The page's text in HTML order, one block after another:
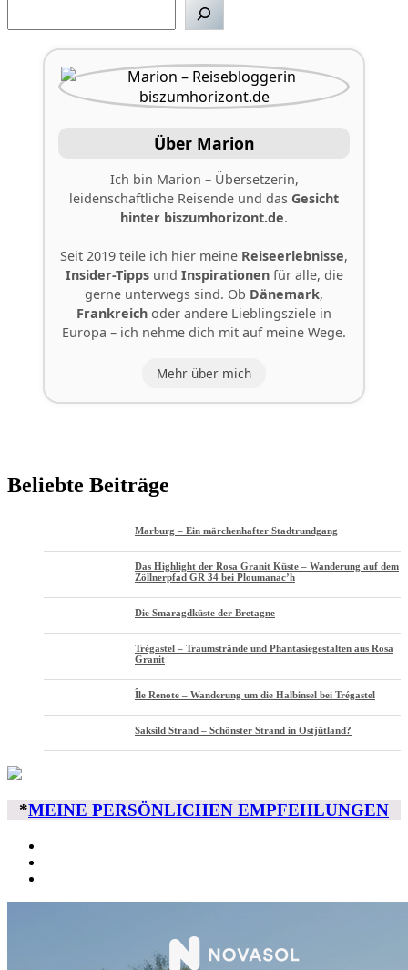
Über Marion
Ich bin Marion – Übersetzerin,
leidenschaftliche Reisende und das Gesicht
hinter biszumhorizont.de.
Seit 2019 teile ich hier meine Reiseerlebnisse,
Insider-Tippsund Inspirationenfür alle, die
gerne unterwegs sind. Ob Dänemark,
Frankreich oder andere Lieblingsziele in
Europa – ich nehme dich mit auf meine Wege.
Mehr über mich
Beliebte Beiträge
Marburg – Ein märchenhafter Stadtrundgang
Das Highlight der Rosa Granit Küste – Wanderung auf dem
Zöllnerpfad GR 34 bei Ploumanac’h
Die Smaragdküste der Bretagne
Trégastel – Traumstrände und Phantasiegestalten aus Rosa
Granit
Île Renote – Wanderung um die Halbinsel bei Trégastel
Saksild Strand – Schönster Strand in Ostjütland?
*MEINE PERSÖNLICHEN EMPFEHLUNGEN